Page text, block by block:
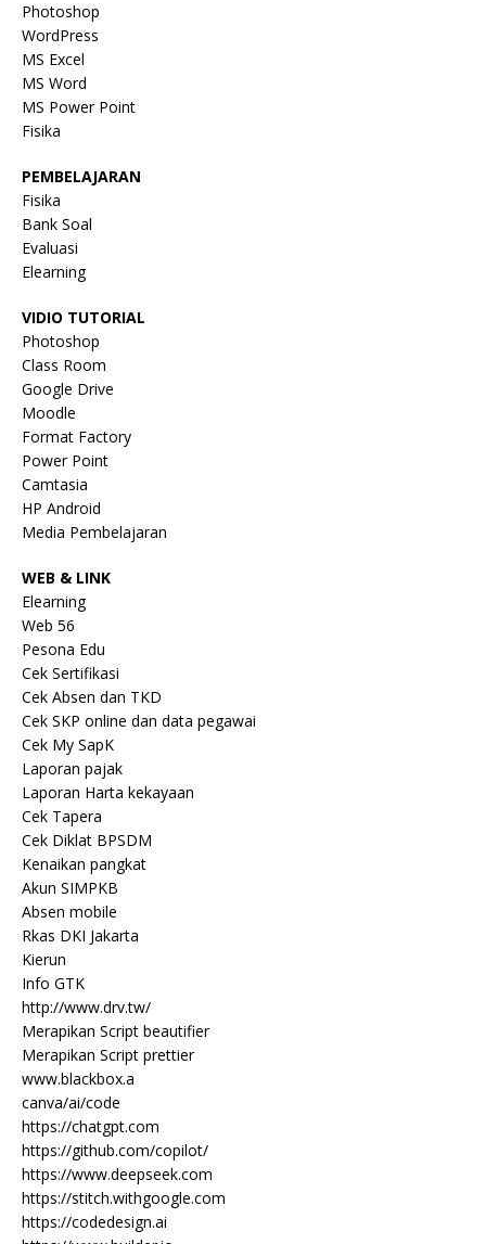
Photoshop
WordPress
MS Excel
MS Word
MS Power Point
Fisika
PEMBELAJARAN
Fisika
Bank Soal
Evaluasi
Elearning
VIDIO TUTORIAL
Photoshop
Class Room
Google Drive
Moodle
Format Factory
Power Point
Camtasia
HP Android
Media Pembelajaran
WEB & LINK
Elearning
Web 56
Pesona Edu
Cek Sertifikasi
Cek Absen dan TKD
Cek SKP online dan data pegawai
Cek My SapK
Laporan pajak
Laporan Harta kekayaan
Cek Tapera
Cek Diklat BPSDM
Kenaikan pangkat
Akun SIMPKB
Absen mobile
Rkas DKI Jakarta
Kierun
Info GTK
http://www.drv.tw/
Merapikan Script beautifier
Merapikan Script prettier
www.blackbox.a
canva/ai/code
https://chatgpt.com
https://github.com/copilot/
https://www.deepseek.com
https://stitch.withgoogle.com
https://codedesign.ai